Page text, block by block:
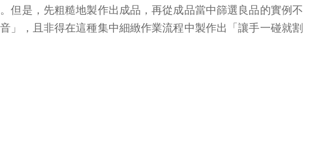
但是，先粗糙地製作出成品，再從成品當中篩選良品的實例不
」，且非得在這種集中細緻作業流程中製作出「讓手一碰就割